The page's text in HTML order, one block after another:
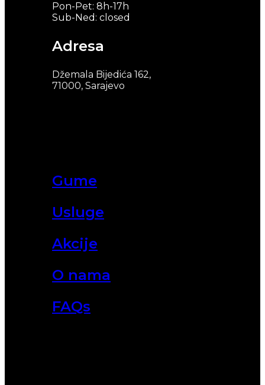
Gume
Usluge
Akcije
O nama
FAQs
Pon-Pet: 8h-17h
Sub-Ned: closed
Adresa
Džemala Bijedića 162,
71000, Sarajevo